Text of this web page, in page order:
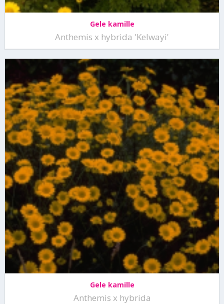
Gele kamille
Anthemis x hybrida 'Kelwayi'
Gele kamille
Anthemis x hybrida